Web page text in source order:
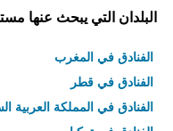
البلدان التي يبحث عنها
الفنادق في المغرب
الفنادق في قطر
الفنادق في المملكة العربية